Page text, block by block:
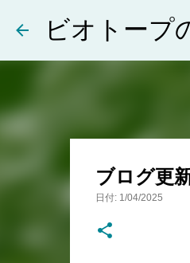
ビオトープ
ブログ更
日付: 1/04/2025